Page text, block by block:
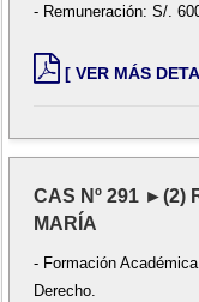
- Remuneración: S/.
[ VER MÁS
CAS Nº 291 ►(2)
MARÍA
- Formación
Derecho.